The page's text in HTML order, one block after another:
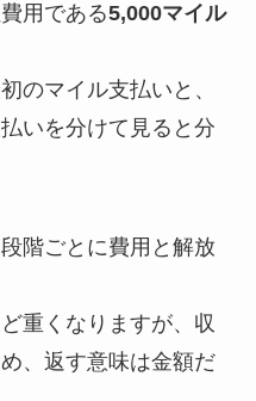
用である5,000マイル
のマイル支払いと、
いを分けて見ると分
階ごとに費用と解放
重くなりますが、収
、返す意味は金額だ